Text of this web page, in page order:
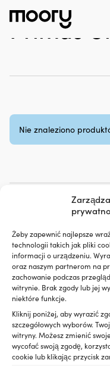
Żeby zapewnić najlepsze
technologii takich jak pliki
informacji o urządzeniu.
oraz naszym partnerom na
zachowanie podczas
witrynie. Brak zgody lub jej
niektóre funkcje.
Kliknij poniżej, aby wyrazić
szczegółowych wyborów.
witryny. Możesz zmienić
wycofać swoją zgodę,
cookie lub klikając przycisk
Primus
Nie znaleziono
Nasza
może być
Kup teraz,
gwarancja
dopasowujemy
całym świecie.
już teraz – jeśli
sklepie w ciągu 14
zakupie. Bez